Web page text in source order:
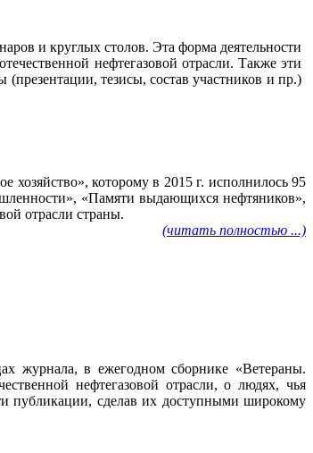
и круглых столов. Эта форма деятельности
нефтегазовой отрасли. Также эти
тезисы, состав участников и пр.)
хозяйство», которому в 2015 г. исполнилось 95
«Памяти выдающихся нефтяников»,
отрасли страны.
(читать полностью ...)
журнала, в ежегодном сборнике «Ветераны.
нефтегазовой отрасли, о людях, чья
публикации, сделав их доступными широкому